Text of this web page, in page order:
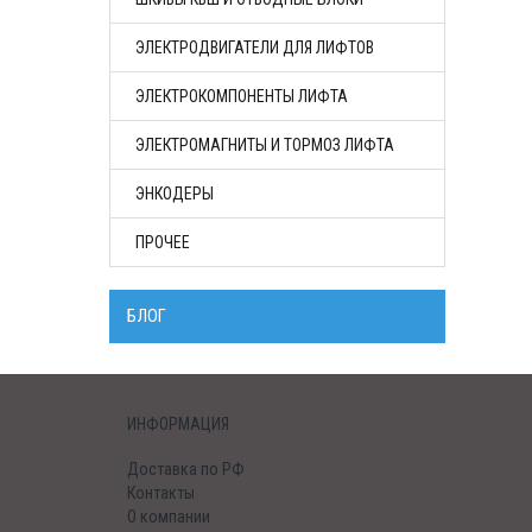
ЭЛЕКТРОДВИГАТЕЛИ ДЛЯ ЛИФТОВ
ЭЛЕКТРОКОМПОНЕНТЫ ЛИФТА
ЭЛЕКТРОМАГНИТЫ И ТОРМОЗ ЛИФТА
ЭНКОДЕРЫ
ПРОЧЕЕ
БЛОГ
ИНФОРМАЦИЯ
Доставка по РФ
Контакты
О компании